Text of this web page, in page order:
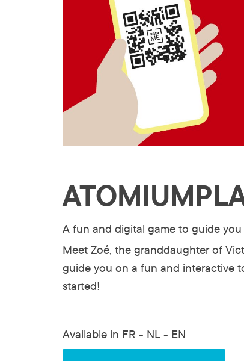
A fun and digital game to guide
Meet Zoé, the granddaughter of
guide you on a fun and interactive
started!
Available in FR - NL - EN